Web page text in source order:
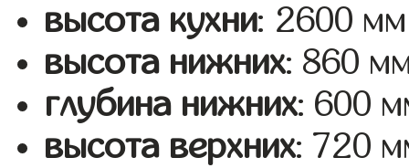
высота кухни: 2600 мм
высота нижних: 860
глубина нижних: 600
высота верхних: 720